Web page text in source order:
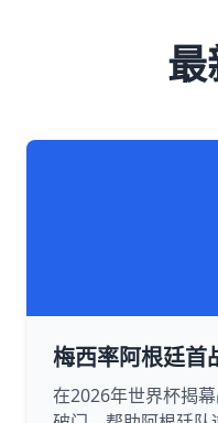
梅西率阿根廷首
在2026年世界杯揭